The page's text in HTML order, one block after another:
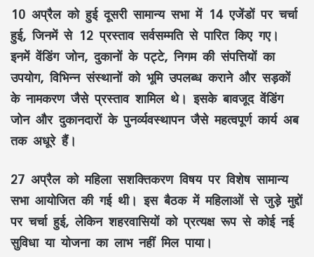
10 अप्रैल को हुई दूसरी सामान्य सभा में 14 एजेंडों पर चर्चा
हुई, जिनमें से 12 प्रस्ताव सर्वसम्मति से पारित किए गए।
इनमें वेंडिंग जोन, दुकानों के पट्टे, निगम की संपत्तियों का
उपयोग, विभिन्न संस्थानों को भूमि उपलब्ध कराने और सड़कों
के नामकरण जैसे प्रस्ताव शामिल थे। इसके बावजूद वेंडिंग
जोन और दुकानदारों के पुनर्व्यवस्थापन जैसे महत्वपूर्ण कार्य अब
तक अधूरे हैं।
27 अप्रैल को महिला सशक्तिकरण विषय पर विशेष सामान्य
सभा आयोजित की गई थी। इस बैठक में महिलाओं से जुड़े मुद्दों
पर चर्चा हुई, लेकिन शहरवासियों को प्रत्यक्ष रूप से कोई नई
सुविधा या योजना का लाभ नहीं मिल पाया।